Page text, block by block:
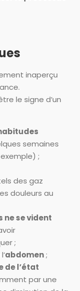
inaperçu
le signe d’un
semaines
;
des gaz
douleurs au
ne se vident
;
abdomen;
de l’état
par une